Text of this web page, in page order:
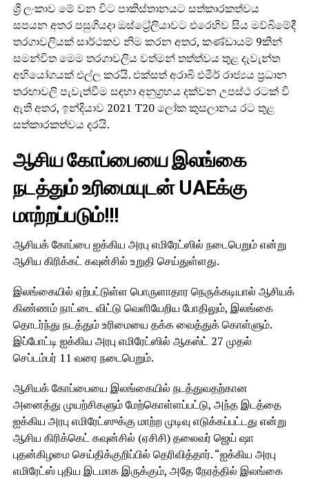
ශ්‍රී ලංකාව මේ වන විට පාකිස්තානයට සත්කාරකත්වය
සපයන අතර පසුගියදා ඔස්ට්‍රේලියාවට එරෙහිව සිය මව්බිමේදී
තරගාවලියක් සාර්ථකව නිම කරන අතර, කණ්ඩායම් 9කින්
සමන්විත මෙම තරගාවලිය වත්මන් තත්ත්වය තුළ දැවැන්ත
අභියෝගයක් එල්ල කරයි. එක්සත් අරාබි එමීර් රාජ්‍යය ප්‍රධාන
තරඟාවලි පැවැත්වීම සඳහා අනුග්‍රහය දක්වන උපස්ථ රටක් වී
ඇති අතර, ඉන්දියාව 2021 T20 ලෝක කුසලානය රට තුළ
සත්කාරකත්වය දරයි.
ஆசிய கோப்பையை இலங்கை
நடத்தும் உரிமையுடன் UAEக்கு
மாற்றப்படும்!!!
ஆசியக் கோப்பை ஐக்கிய அரபு எமிரேட்ஸில் நடைபெறும் என்று
ஆசிய கிரிக்கட் கவுன்சில் உறுதி செய்துள்ளது.
இலங்கையில் ஏற்பட்டுள்ள பொருளாதார நெருக்கடியால் ஆசியக்
கிண்ணம் நாட்டை விட்டு வெளியேறிய போதிலும், இலங்கை
தொடர்ந்து நடத்தும் உரிமையை தக்க வைத்துக் கொள்ளும்.
இப்போட்டி ஐக்கிய அரபு எமிரேட்ஸில் ஆகஸ்ட் 27 முதல்
செப்டம்பர் 11 வரை நடைபெறும்.
ஆசியக் கோப்பையை இலங்கையில் நடத்துவதற்கான
அனைத்து முயற்சிகளும் மேற்கொள்ளப்பட்டு, அந்த இடத்தை
ஐக்கிய அரபு எமிரேட்ஸுக்கு மாற்ற முடிவு எடுக்கப்பட்டது என்று
ஆசிய கிரிக்கெட் கவுன்சில் (ஏசிசி) தலைவர் ஜெய் ஷா
புதன்கிழமை செய்திக்குறிப்பில் தெரிவித்தார். “ஐக்கிய அரபு
எமிரேட்ஸ் புதிய இடமாக இருக்கும், அதே நேரத்தில் இலங்கை